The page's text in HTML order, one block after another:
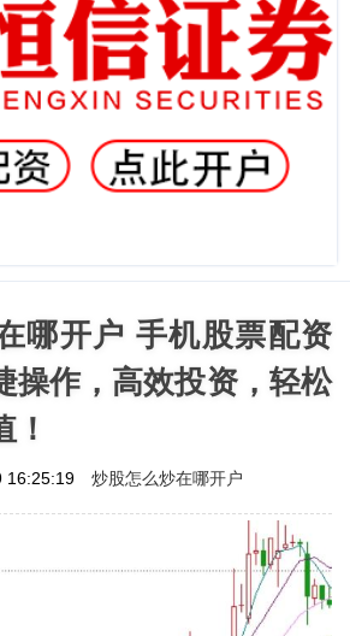
哪开户 手机股票配资
操作，高效投资，轻松
16:25:19 炒股怎么炒在哪开户